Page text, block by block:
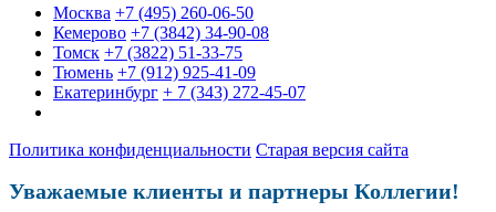
Москва +7 (495) 260-06-50
Кемерово +7 (3842) 34-90-08
Томск +7 (3822) 51-33-75
Тюмень +7 (912) 925-41-09
Екатеринбург + 7 (343) 272-45-07
Политика конфиденциальности Старая версия сайта
Уважаемые клиенты и партнеры Коллегии!